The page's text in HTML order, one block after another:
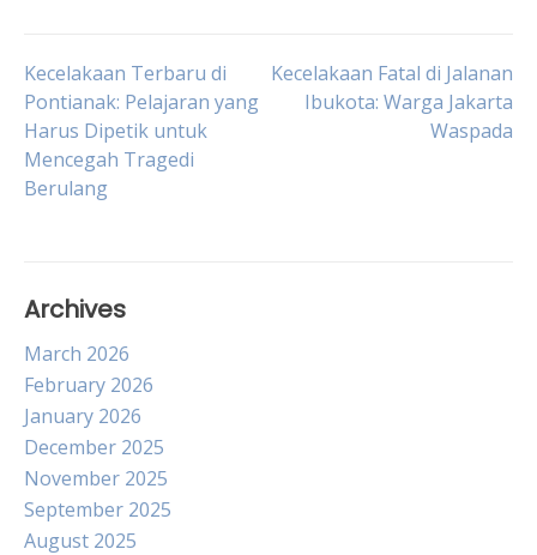
Post
navigation
Kecelakaan Terbaru di
Pontianak: Pelajaran yang
Harus Dipetik untuk
Mencegah Tragedi
Berulang
Kecelakaan Fatal di Jalanan
Ibukota: Warga Jakarta
Waspada
Archives
March 2026
February 2026
January 2026
December 2025
November 2025
September 2025
August 2025